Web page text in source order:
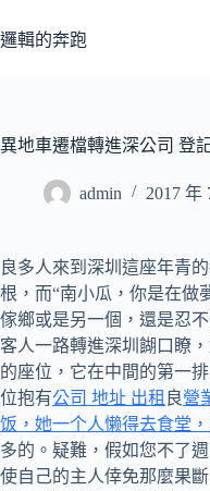
至
容
邏輯的奔跑
異地車遷檔轉進深公司 登
admin 2017 年
良多人來到深圳這座年青
根，而“南小瓜，你是在做
傢鄉或是另一個，還是忍
客人一路轉進深圳餬口瞭
的座位，它在中間的第一
位抱有公司 地址 出租 良營
饭，她一个人懒得去食堂
多的。疑難，假如您不了
使自己的主人倖免那麼果